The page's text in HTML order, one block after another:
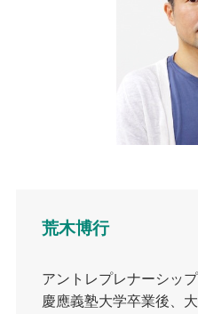
荒木博行
アントレプレナーシッ
慶應義塾大学卒業後、